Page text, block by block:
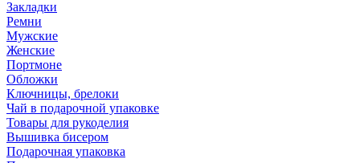
Закладки
Ремни
Мужские
Женские
Портмоне
Обложки
Ключницы, брелоки
Чай в подарочной упаковке
Товары для рукоделия
Вышивка бисером
Подарочная упаковка